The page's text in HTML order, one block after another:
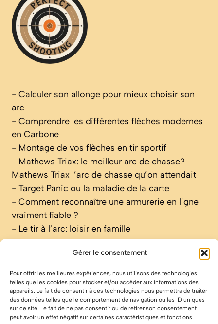
Gérer le consentement
Pour offrir les meilleures expériences, nous utilisons des technologies
telles que les cookies pour stocker et/ou accéder aux informations des
appareils. Le fait de consentir à ces technologies nous permettra de traiter
des données telles que le comportement de navigation ou les ID uniques
sur ce site. Le fait de ne pas consentir ou de retirer son consentement
peut avoir un effet négatif sur certaines caractéristiques et fonctions.
- Calculer son allonge pour mieux choisir son
arc
- Comprendre les différentes flèches modernes
en Carbone
- Montage de vos flèches en tir sportif
- Mathews Triax: le meilleur arc de chasse?
Mathews Triax l’arc de chasse qu’on attendait
- Target Panic ou la maladie de la carte
- Comment reconnaître une armurerie en ligne
vraiment fiable ?
- Le tir à l’arc: loisir en famille
Menu
Accueil
A propos
Mentions légales